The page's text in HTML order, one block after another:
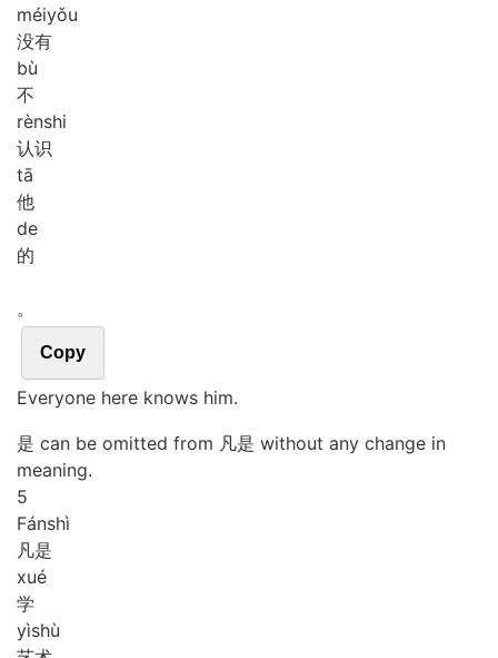
méiyǒu
没有
bù
不
rènshi
认识
tā
他
de
的
。
Copy
Everyone here knows him.
是 can be omitted from 凡是 without any change in
meaning.
5
Fánshì
凡是
xué
学
yìshù